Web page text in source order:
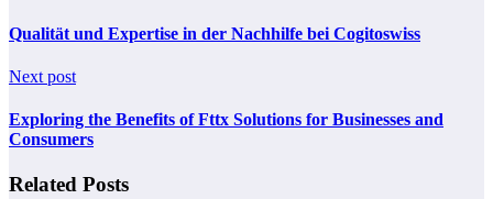
Qualität und Expertise in der Nachhilfe bei Cogitoswiss
Next post
Exploring the Benefits of Fttx Solutions for Businesses and
Consumers
Related Posts